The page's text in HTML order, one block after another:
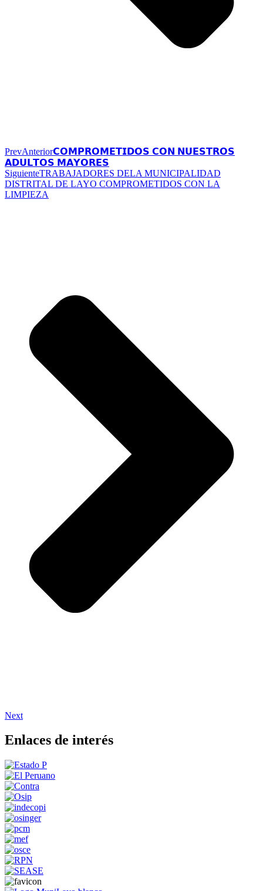
PrevAnterior𝗖𝗢𝗠𝗣𝗥𝗢𝗠𝗘𝗧𝗜𝗗𝗢𝗦 𝗖𝗢𝗡 𝗡𝗨𝗘𝗦𝗧𝗥𝗢𝗦
𝗔𝗗𝗨𝗟𝗧𝗢𝗦 𝗠𝗔𝗬𝗢𝗥𝗘𝗦
SiguienteTRABAJADORES DELA MUNICIPALIDAD
DISTRITAL DE LAYO COMPROMETIDOS CON LA
LIMPIEZA
Next
Enlaces de interés